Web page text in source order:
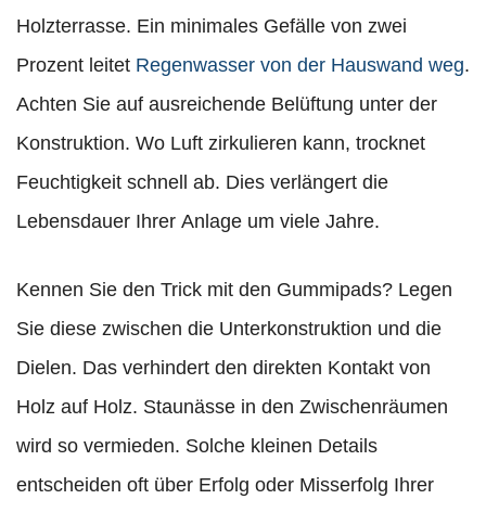
Holzterrasse. Ein minimales Gefälle von zwei
Prozent leitet Regenwasser von der Hauswand weg.
Achten Sie auf ausreichende Belüftung unter der
Konstruktion. Wo Luft zirkulieren kann, trocknet
Feuchtigkeit schnell ab. Dies verlängert die
Lebensdauer Ihrer Anlage um viele Jahre.
Kennen Sie den Trick mit den Gummipads? Legen
Sie diese zwischen die Unterkonstruktion und die
Dielen. Das verhindert den direkten Kontakt von
Holz auf Holz. Staunässe in den Zwischenräumen
wird so vermieden. Solche kleinen Details
entscheiden oft über Erfolg oder Misserfolg Ihrer